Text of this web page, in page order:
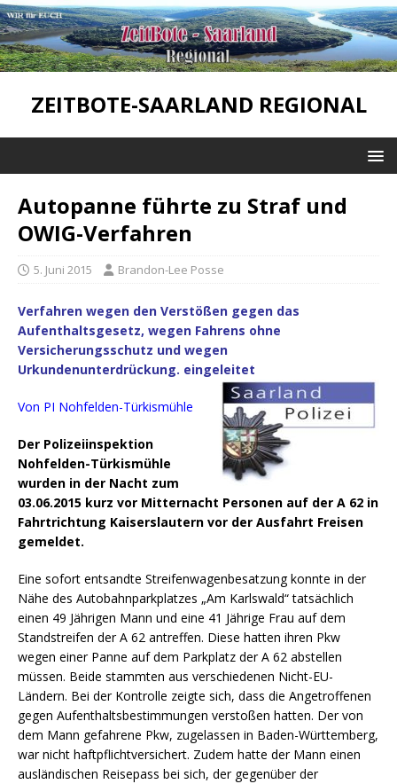
ZEITBOTE-SAARLAND REGIONAL
Autopanne führte zu Straf und
OWIG-Verfahren
5. Juni 2015 Brandon-Lee Posse
Verfahren wegen den Verstößen gegen das
Aufenthaltsgesetz, wegen Fahrens ohne
Versicherungsschutz und wegen
Urkundenunterdrückung. eingeleitet
Von PI Nohfelden-Türkismühle
Der Polizeiinspektion
Nohfelden-Türkismühle
wurden in der Nacht zum
03.06.2015 kurz vor Mitternacht Personen auf der A 62 in
Fahrtrichtung Kaiserslautern vor der Ausfahrt Freisen
gemeldet.
Eine sofort entsandte Streifenwagenbesatzung konnte in der
Nähe des Autobahnparkplatzes „Am Karlswald“ tatsächlich
einen 49 Jährigen Mann und eine 41 Jährige Frau auf dem
Standstreifen der A 62 antreffen. Diese hatten ihren Pkw
wegen einer Panne auf dem Parkplatz der A 62 abstellen
müssen. Beide stammten aus verschiedenen Nicht-EU-
Ländern. Bei der Kontrolle zeigte sich, dass die Angetroffenen
gegen Aufenthaltsbestimmungen verstoßen hatten. Der von
dem Mann gefahrene Pkw, zugelassen in Baden-Württemberg,
war nicht haftpflichtversichert. Zudem hatte der Mann einen
ausländischen Reisepass bei sich, der gegenüber der